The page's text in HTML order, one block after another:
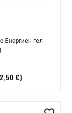
Енергиен гел
€)